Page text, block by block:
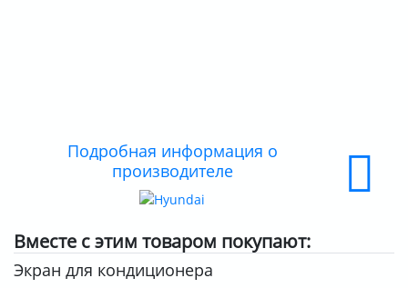
Подробная информация о
производителе
Вместе с этим товаром покупают:
Экран для кондиционера